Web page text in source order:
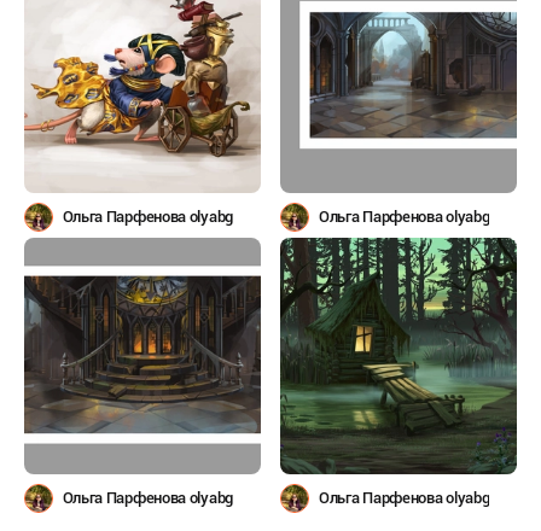
Ольга Парфенова olyabg Ольга Парфенова olyabg
Ольга Парфенова olyabg Ольга Парфенова olyabg